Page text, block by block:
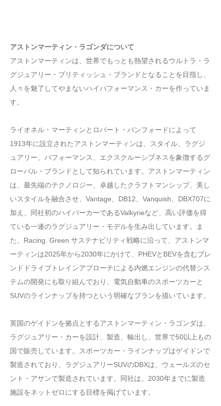
アストンマーティン・ラゴンダについて
アストンマーティンは、世界でもっとも熱望されるウルトラ・ラ
グジュアリー・ブリティッシュ・ブランドとなることを目指し、
人々を魅了してやまないハイパフォーマンス・カーを作っていま
す。
ライオネル・マーティンとロバート・バンフォードによって
1913年に設立されたアストンマーティンは、スタイル、ラグジ
ュアリー、パフォーマンス、エクスクルーシブネスを象徴するグ
ローバル・ブランドとして知られています。アストンマーティン
は、最先端のテクノロジー、卓越したクラフトマンシップ、美し
いスタイルを融合させ、Vantage、DB12、Vanquish、DBX707に
加え、同社初のハイパーカーであるValkyrieなど、高い評価を得
ている一連のラグジュアリー・モデルを生み出しています。ま
た、Racing. Green.サステナビリティ戦略に沿って、アストンマ
ーティンは2025年から2030年にかけて、PHEVとBEVを含むブレ
ンドドライブトレインアプローチによる内燃エンジンの代替シス
テムの開発にも取り組んでおり、電気自動車のスポーツカーと
SUVのラインナップを持つという明確なプランを描いています。
英国のゲイドンを拠点とするアストンマーティン・ラゴンダは、
ラグジュアリー・カーを設計、製造、輸出し、世界で50以上もの
国で販売しています。スポーツカー・ラインナップはゲイドンで
製造されており、ラグジュアリーSUVのDBXは、ウェールズのセ
ント・アサンで製造されています。同社は、2030年までに製造
施設をネットゼロにする目標を掲げています。